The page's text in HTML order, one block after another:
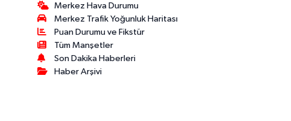
Merkez Hava Durumu
Merkez Trafik Yoğunluk Haritası
Puan Durumu ve Fikstür
Tüm Manşetler
Son Dakika Haberleri
Haber Arşivi